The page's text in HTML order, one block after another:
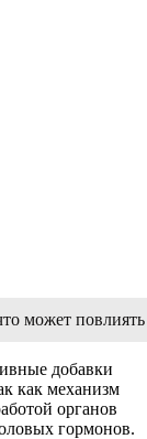
может
добавки
как механизм
органов
гормонов.